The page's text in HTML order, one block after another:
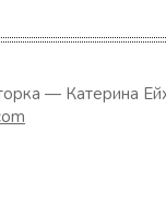
— Катерина